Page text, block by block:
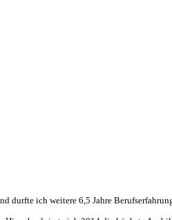
ich weitere 6,5 Jahre